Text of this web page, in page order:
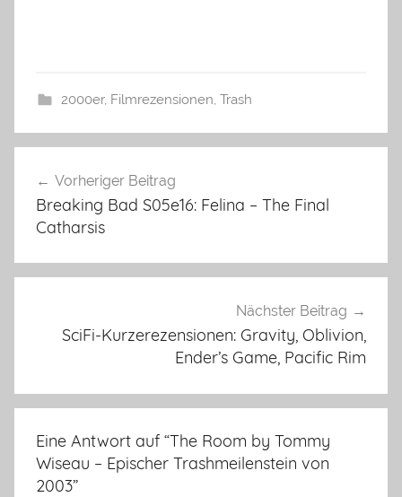
2000er, Filmrezensionen Trash
Vorheriger Beitrag
Breaking Bad S05e16: Felina – The Final
Catharsis
Nächster Beitrag
SciFi-Kurzerezensionen: Gravity, Oblivion,
Ender’s Game, Pacific Rim
Eine Antwort auf “The Room by Tommy
Wiseau – Epischer Trashmeilenstein von
2003”